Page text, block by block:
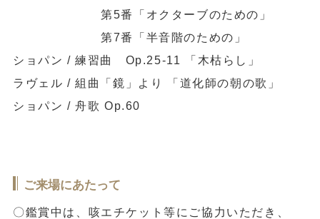
第5番「オクターブのための」
第7番「半音階のための」
ショパン / 練習曲 Op.25-11 「木枯らし」
ラヴェル / 組曲「鏡」より 「道化師の朝の歌」
ショパン / 舟歌 Op.60
ご来場にあたって
〇鑑賞中は、咳エチケット等にご協力いただき、